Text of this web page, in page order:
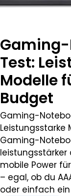
Test:
Modelle
Budget​
Gaming-
Leistungsstarke
Gaming-
mobile Power
– egal, ob du
oder einfach ein